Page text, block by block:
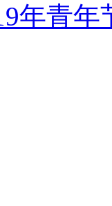
年青